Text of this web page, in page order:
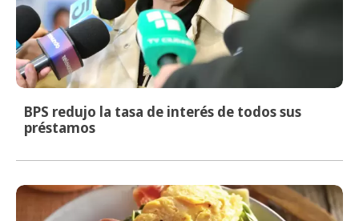
BPS redujo la tasa de interés de todos sus
préstamos